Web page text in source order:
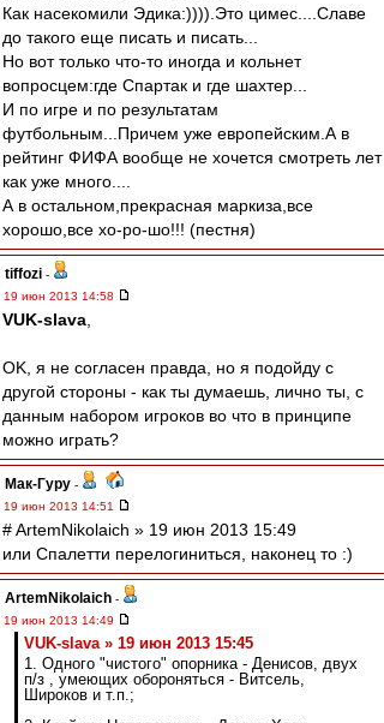
Как насекомили Эдика:)))).Это цимес....Славе
до такого еще писать и писать...
Но вот только что-то иногда и кольнет
вопросцем:где Спартак и где шахтер...
И по игре и по результатам
футбольным...Причем уже европейским.А в
рейтинг ФИФА вообще не хочется смотреть лет
как уже много....
А в остальном,прекрасная маркиза,все
хорошо,все хо-ро-шо!!! (пестня)
tiffozi -
19 июн 2013 14:58
VUK-slava
OK, я не согласен правда, но я подойду с
другой стороны - как ты думаешь, лично ты, с
данным набором игроков во что в принципе
можно играть?
Мак-Гуру -
19 июн 2013 14:51
# ArtemNikolaich » 19 июн 2013 15:49
или Спалетти перелогиниться, наконец то :)
ArtemNikolaich -
19 июн 2013 14:49
VUK-slava » 19 июн 2013 15:45
1. Одного "чистого" опорника - Денисов, двух
п/з , умеющих обороняться - Витсель,
Широков и т.п.;